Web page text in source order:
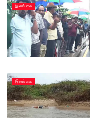
இலங்கை
இலங்கை